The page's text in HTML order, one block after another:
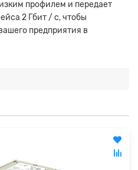
профилем и передает
2 Гбит / с, чтобы
предприятия в